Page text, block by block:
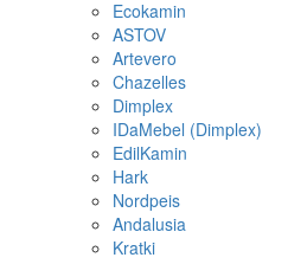
Ecokamin
ASTOV
Artevero
Chazelles
Dimplex
IDaMebel (Dimplex)
EdilKamin
Hark
Nordpeis
Andalusia
Kratki